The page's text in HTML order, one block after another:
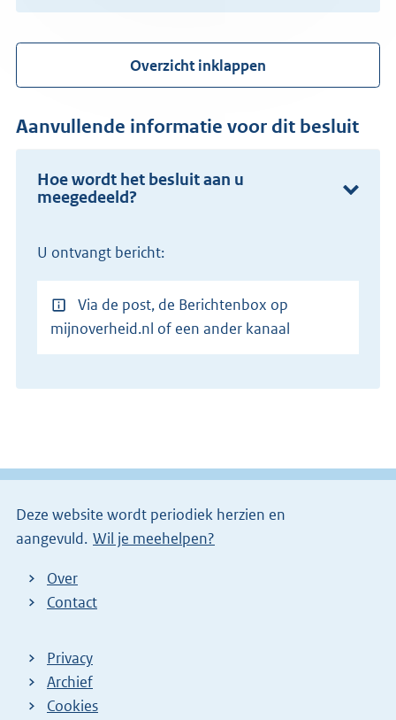
Overzicht inklappen
Aanvullende informatie voor dit besluit
Hoe wordt het besluit aan u
meegedeeld?
U ontvangt bericht:
Via de post, de Berichtenbox op
mijnoverheid.nl of een ander kanaal
Deze website wordt periodiek herzien en
aangevuld. Wil je meehelpen?
Over
Contact
Privacy
Archief
Cookies